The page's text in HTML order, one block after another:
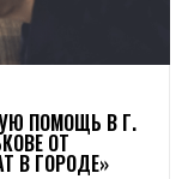
ПОМОЩЬ В Г.
ОТ
В ГОРОДЕ»